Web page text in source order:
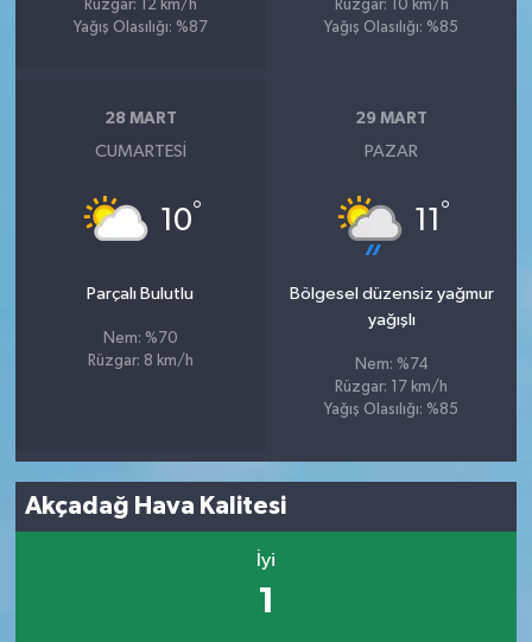
Rüzgar: 12 km/h
Yağış Olasılığı: %87
Rüzgar: 10 km/h
Yağış Olasılığı: %85
28 MART
CUMARTESI
10°
Parçalı Bulutlu
Nem: %70
Rüzgar: 8 km/h
29 MART
PAZAR
11 °
Bölgesel düzensiz yağmur
yağışlı
Nem: %74
Rüzgar: 17 km/h
Yağış Olasılığı: %85
Akçadağ Hava Kalitesi
İyi
1